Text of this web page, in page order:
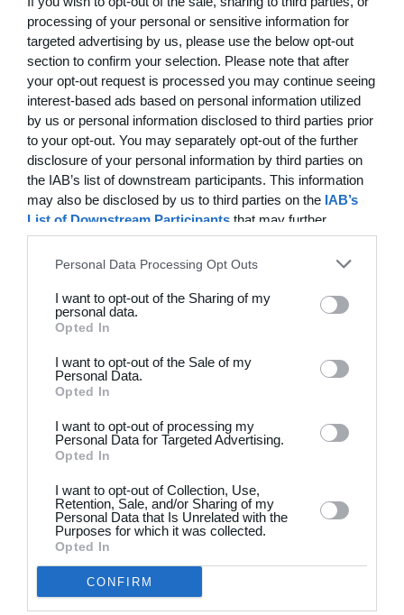
processing of your personal or sensitive information for
targeted advertising by us, please use the below opt-out
section to confirm your selection. Please note that after
your opt-out request is processed you may continue seeing
interest-based ads based on personal information utilized
by us or personal information disclosed to third parties prior
to your opt-out. You may separately opt-out of the further
disclosure of your personal information by third parties on
the IAB’s list of downstream participants. This information
may also be disclosed by us to third parties on the IAB’s
List of Downstream Participants that may further
disclose it to other third parties.
Personal Data Processing Opt Outs
I want to opt-out of the Sharing of my
personal data.
Opted In
I want to opt-out of the Sale of my
Personal Data.
Opted In
I want to opt-out of processing my
Personal Data for Targeted Advertising.
Opted In
I want to opt-out of Collection, Use,
Retention, Sale, and/or Sharing of my
Personal Data that Is Unrelated with the
Purposes for which it was collected.
Opted In
CONFIRM
HOLD 1. HVERDAGSTURNERINGEN. 7 9 Modstander
Veteraner +45 / B-rækken Jystrup IF 1 1 Niløse
15. juni
NIF 2 4 Hønses Favoritter
+47 Sæson 2026 4 2
Hasle B 1 2 FAML
Alslev Veteraner
De Røde Djævle 2 3
Brede IF - Det grå guld 2 1
FC Rudersdal 1 3 Rørbæk FC
Forrige